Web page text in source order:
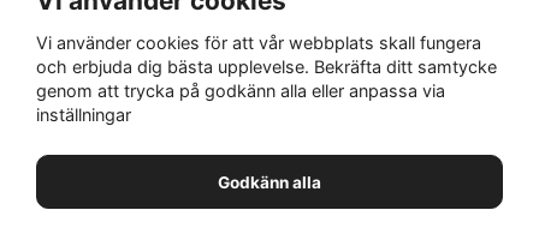
Kaffebrus AB, Förskeppsgatan 2, 271 55 Ystad
Vi använder cookies för att vår webbplats skall fungera
och erbjuda dig bästa upplevelse. Bekräfta ditt samtycke
genom att trycka på godkänn alla eller anpassa via
inställningar
Godkänn alla